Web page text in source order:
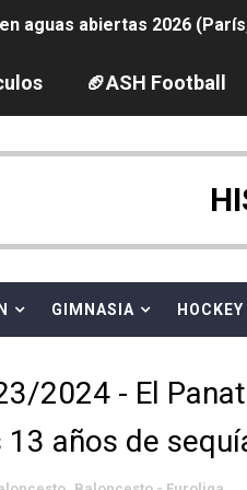
aguas abiertas 2026
pentatlón moderno 2026
natación artística 2026
desbancan una
League 2026 - Playoffs
🏈ASH Football
GIMNASIA HOCKEY
2024 - El
años de